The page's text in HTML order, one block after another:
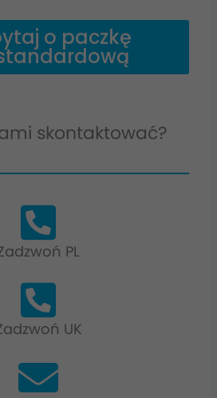
o paczkę
skontaktować?
PL
UK